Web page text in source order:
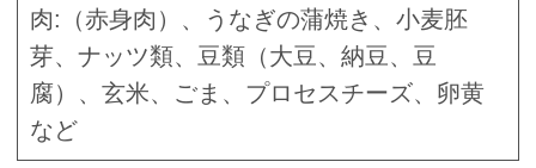
肉:（赤身肉）、うなぎの蒲焼き、小麦胚
芽、ナッツ類、豆類（大豆、納豆、豆
腐）、玄米、ごま、プロセスチーズ、卵黄
など